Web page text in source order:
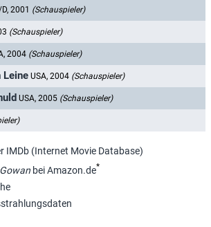
2001 (Schauspieler)
(Schauspieler)
2004 (Schauspieler)
Leine USA, 2004 (Schauspieler)
USA, 2005 (Schauspieler)
IMDb (Internet Movie Database)
bei Amazon.de*